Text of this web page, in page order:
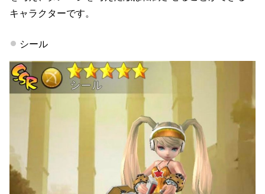
キャラクターです。
シール